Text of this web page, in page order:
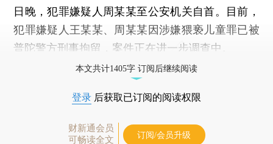
日晚，犯罪嫌疑人周某某至公安机关自首。目前，
犯罪嫌疑人王某某、周某某因涉嫌猥亵儿童罪已被
普陀警方刑事拘留，案件正在进一步调查中。
本文共计1405字 订阅后继续阅读
登录 后获取已订阅的阅读权限
财新通会员
可畅读全文
订阅/会员升级